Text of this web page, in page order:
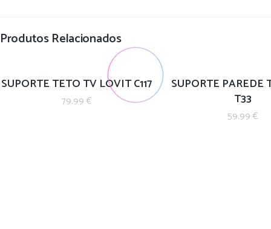
Produtos Relacionados
SUPORTE TETO TV LOVIT C117
79.99€
SUPORTE PAREDE
T33
59.99€